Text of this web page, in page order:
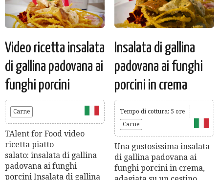
Video ricetta insalata
di gallina padovana ai
funghi porcini
Carne
TAlent for Food video
ricetta piatto
salato: insalata di gallina
padovana ai funghi
porcini Insalata di gallina
Insalata di gallina
padovana ai funghi
porcini in crema
Tempo di cottura: 5 ore
Carne
Una gustosissima insalata
di gallina padovana ai
funghi porcini in crema,